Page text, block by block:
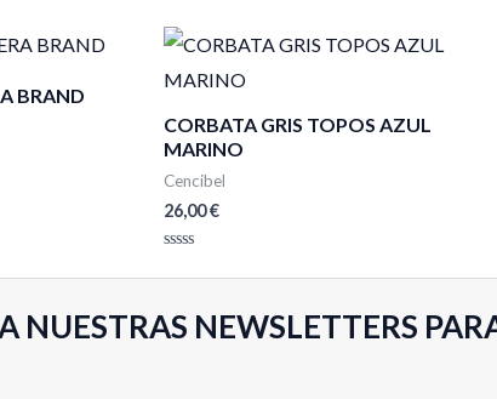
BRAND
CORBATA GRIS TOPOS AZUL
MARINO
Cencibel
26,00€
con
5
NUESTRAS NEWSLETTERS